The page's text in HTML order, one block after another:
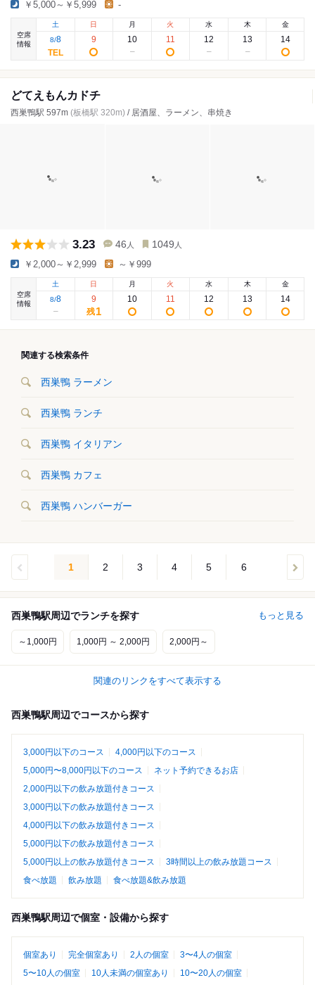
￥5,000～￥5,999 -
空席
情報
土
8/8
日
9
月
10
火
11
水
12
木
13
金
14
どてえもんカドチ
西巣鴨駅 597m (板橋駅 320m) / 居酒屋、ラーメン、串焼き
3.23 46 人 1049 人
￥2,000～￥2,999 ～￥999
空席
情報
土
8/8
日
9
残1
月
10
火
11
水
12
木
13
金
14
関連する検索条件
西巣鴨 ラーメン
西巣鴨 ランチ
西巣鴨 イタリアン
西巣鴨 カフェ
西巣鴨 ハンバーガー
1 2 3 4 5 6
西巣鴨駅周辺でランチを探す もっと見る
～1,000円 1,000円 ～ 2,000円 2,000円～
関連のリンクをすべて表示する
西巣鴨駅周辺でコースから探す
3,000円以下のコース
4,000円以下のコース
5,000円〜8,000円以下のコース
ネット予約できるお店
2,000円以下の飲み放題付きコース
3,000円以下の飲み放題付きコース
4,000円以下の飲み放題付きコース
5,000円以下の飲み放題付きコース
5,000円以上の飲み放題付きコース
3時間以上の飲み放題コース
食べ放題
飲み放題 食べ放題&飲み放題
西巣鴨駅周辺で個室・設備から探す
個室あり 完全個室あり 2人の個室
3〜4人の個室
5〜10人の個室
10人未満の個室あり
10〜20人の個室